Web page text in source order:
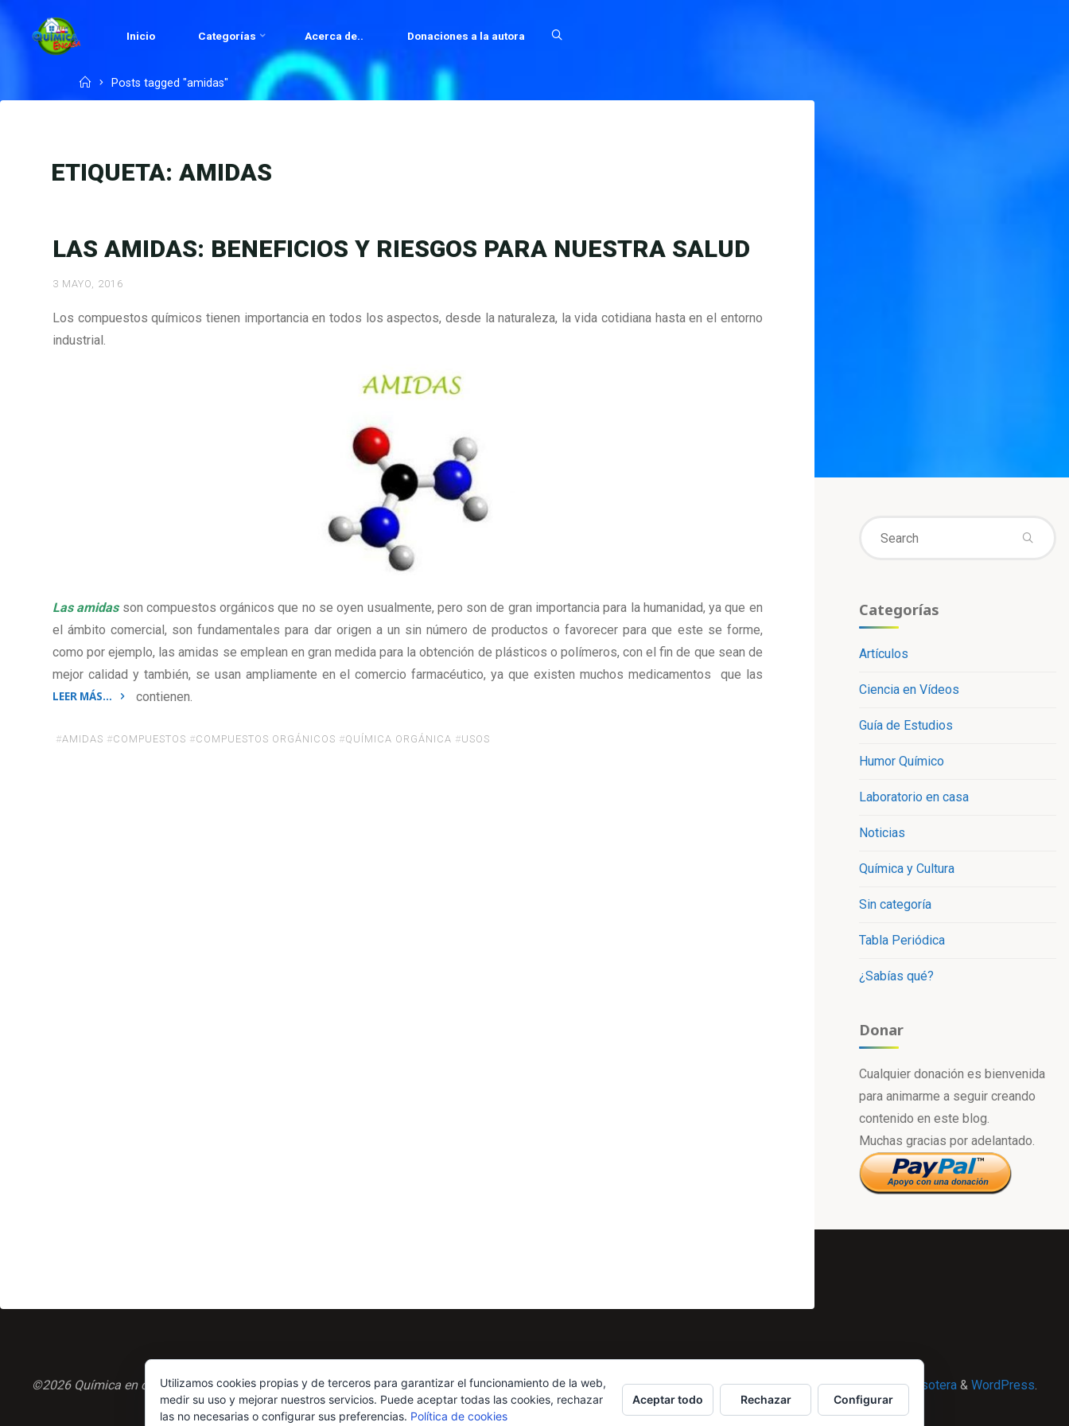
CASA.COM
Inicio Categorías Acerca de.. Donaciones a la autora
HomePosts tagged "amidas"
ETIQUETA: AMIDAS
LAS AMIDAS: BENEFICIOS Y RIESGOS PARA NUESTRA SALUD
3 MAYO, 2016
Los compuestos químicos tienen importancia en todos los aspectos, desde la naturaleza, la vida cotidiana hasta en el entorno
industrial.
Las amidasson compuestos orgánicos que no se oyen usualmente, pero son de gran importancia para la humanidad, ya que en
el ámbito comercial, son fundamentales para dar origen a un sin número de productos o favorecer para que este se forme,
como por ejemplo, las amidas se emplean en gran medida para la obtención de plásticos o polímeros, con el fin de que sean de
mejor calidad y también, se usan ampliamente en el comercio farmacéutico, ya que existen muchos medicamentos que las
contienen.
LEER MÁS…
amidas:
#AMIDAS #COMPUESTOS #COMPUESTOS ORGÁNICOS #QUÍMICA ORGÁNICA #USOS
Categorías
Artículos
Ciencia en Vídeos
Guía de Estudios
Humor Químico
Laboratorio en casa
Noticias
Química y Cultura
Sin categoría
Tabla Periódica
¿Sabías qué?
Donar
Cualquier donación es bienvenida
para animarme a seguir creando
contenido en este blog.
Muchas gracias por adelantado.
Powered by Esotera & WordPress.
©2026 Química en casa.comUtilizamos cookies propias y de terceros para garantizar el funcionamiento de la web,
medir su uso y mejorar nuestros servicios. Puede aceptar todas las cookies, rechazar
las no necesarias o configurar sus preferencias. Política de cookies
Aceptar todo Rechazar Configurar